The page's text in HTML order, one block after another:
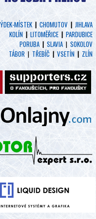
MÍSTEK| CHOMUTOV | JIHLAVA
KOLÍN | LITOMĚŘICE | PARDUBICE
PORUBA | SLAVIA | SOKOLOV
TÁBOR | TŘEBÍČ | VSETÍN | ZLÍN